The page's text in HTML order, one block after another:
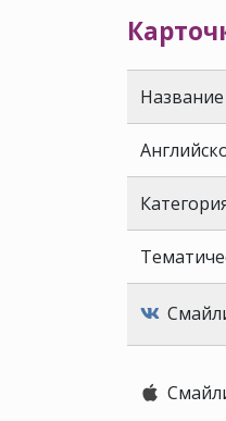
Название